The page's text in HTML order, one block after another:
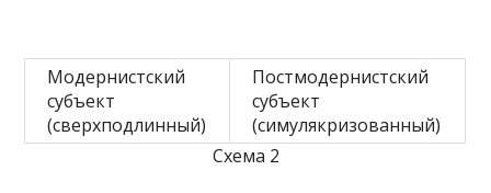
Модернистский
субъект
(сверхподлинный)
Постмодернистский
субъект
(симулякризованный)
Схема 2